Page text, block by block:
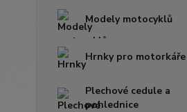
Modely motocyklů
Hrnky pro motorkáře
Plechové cedule a
pohlednice